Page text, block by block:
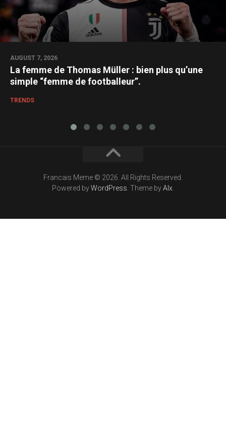
AUGUST 7, 2026
La femme de Thomas Müller : bien plus qu’une
simple “femme de footballeur”.
TRENDS
Francais Meme © 2026. All Rights Reserved.
Powered byWordPress . Theme byAlx